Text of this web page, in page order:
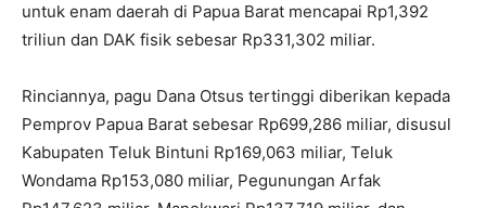
untuk enam daerah di Papua Barat mencapai Rp1,392
triliun dan DAK fisik sebesar Rp331,302 miliar.
Rinciannya, pagu Dana Otsus tertinggi diberikan kepada
Pemprov Papua Barat sebesar Rp699,286 miliar, disusul
Kabupaten Teluk Bintuni Rp169,063 miliar, Teluk
Wondama Rp153,080 miliar, Pegunungan Arfak